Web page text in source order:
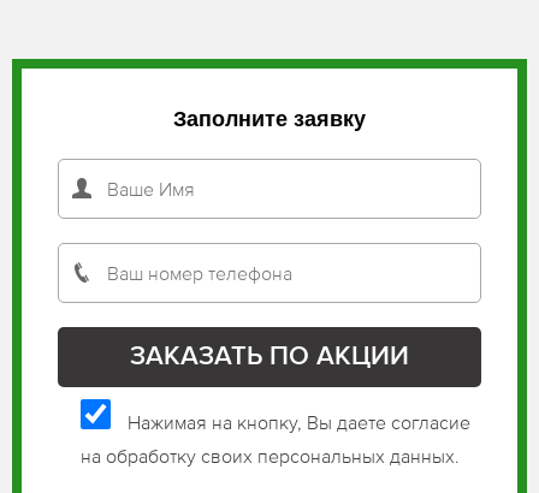
Заполните заявку
Нажимая на кнопку, Вы даете согласие
на обработку своих персональных данных.